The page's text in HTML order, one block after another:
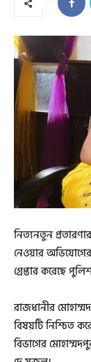
নিত্যনতুন
নেওয়ার
গ্রেপ্তার করেছে
রাজধানীর
বিষয়টি নিশ্চিত
বিভাগের